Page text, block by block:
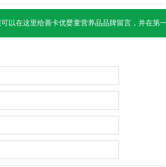
以在这里给善卡优婴童营养品品牌留言，并在第